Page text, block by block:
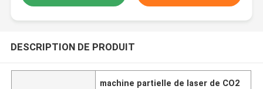
DESCRIPTION DE PRODUIT
machine partielle de laser de CO2